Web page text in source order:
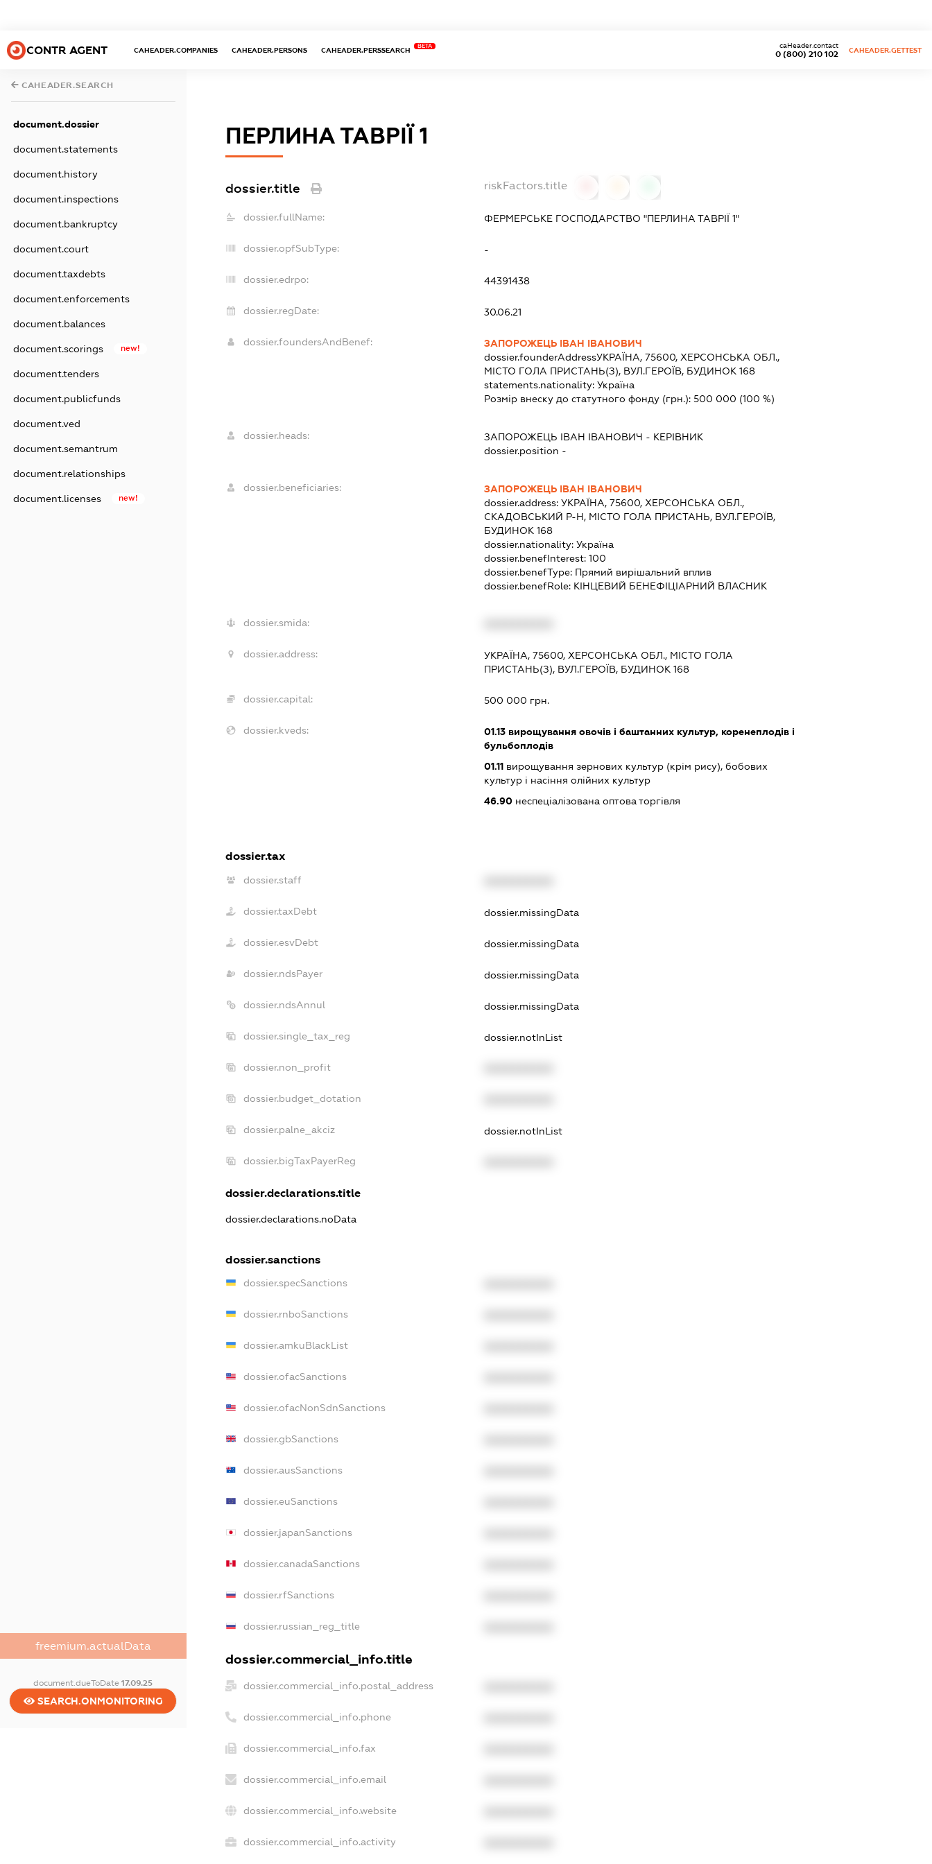
CONTR AGENT CAHEADER.COMPANIES CAHEADER.PERSONS CAHEADER.PERSSEARCH
BETA
0 (800) 210 102
caHeader.contact
CAHEADER.GETTEST
CAHEADER.SEARCH
document.dossier
document.statements
document.history
document.inspections
document.bankruptcy
document.court
document.taxdebts
document.enforcements
document.balances
document.scorings new!
document.tenders
document.publicfunds
document.ved
document.semantrum
document.relationships
document.licenses new!
freemium.actualData
document.dueToDate17.09.25
SEARCH.ONMONITORING
ПЕРЛИНА ТАВРІЇ 1
dossier.title riskFactors.title
dossier.fullName: ФЕРМЕРСЬКЕ ГОСПОДАРСТВО "ПЕРЛИНА ТАВРІЇ 1"
dossier.opfSubType: -
dossier.edrpo: 44391438
dossier.regDate: 30.06.21
dossier.foundersAndBenef:
ЗАПОРОЖЕЦЬ ІВАН ІВАНОВИЧ
dossier.founderAddressУКРАЇНА, 75600, ХЕРСОНСЬКА ОБЛ.,
МІСТО ГОЛА ПРИСТАНЬ(З), ВУЛ.ГЕРОЇВ, БУДИНОК 168
statements.nationality: Україна
Розмір внеску до статутного фонду (грн.): 500 000 (100 %)
dossier.heads: ЗАПОРОЖЕЦЬ ІВАН ІВАНОВИЧ - КЕРІВНИК
dossier.position -
dossier.beneficiaries:
ЗАПОРОЖЕЦЬ ІВАН ІВАНОВИЧ
dossier.address: УКРАЇНА, 75600, ХЕРСОНСЬКА ОБЛ.,
СКАДОВСЬКИЙ Р-Н, МІСТО ГОЛА ПРИСТАНЬ, ВУЛ.ГЕРОЇВ,
БУДИНОК 168
dossier.nationality: Україна
dossier.benefInterest: 100
dossier.benefType: Прямий вирішальний вплив
dossier.benefRole: КІНЦЕВИЙ БЕНЕФІЦІАРНИЙ ВЛАСНИК
dossier.smida:
dossier.address:
УКРАЇНА, 75600, ХЕРСОНСЬКА ОБЛ., МІСТО ГОЛА
ПРИСТАНЬ(З), ВУЛ.ГЕРОЇВ, БУДИНОК 168
dossier.capital: 500 000 грн.
dossier.kveds: 01.13вирощування овочів і баштанних культур, коренеплодів і
бульбоплодів
01.11вирощування зернових культур (крім рису), бобових
культур і насіння олійних культур
46.90неспеціалізована оптова торгівля
dossier.tax
dossier.staff
dossier.taxDebt dossier.missingData
dossier.esvDebt dossier.missingData
dossier.ndsPayer dossier.missingData
dossier.ndsAnnul dossier.missingData
dossier.single_tax_reg dossier.notInList
dossier.non_profit
dossier.budget_dotation
dossier.palne_akciz dossier.notInList
dossier.bigTaxPayerReg
dossier.declarations.title
dossier.declarations.noData
dossier.sanctions
dossier.specSanctions
dossier.rnboSanctions
dossier.amkuBlackList
dossier.ofacSanctions
dossier.ofacNonSdnSanctions
dossier.gbSanctions
dossier.ausSanctions
dossier.euSanctions
dossier.japanSanctions
dossier.canadaSanctions
dossier.rfSanctions
dossier.russian_reg_title
dossier.commercial_info.title
dossier.commercial_info.postal_address
dossier.commercial_info.phone
dossier.commercial_info.fax
dossier.commercial_info.email
dossier.commercial_info.website
dossier.commercial_info.activity